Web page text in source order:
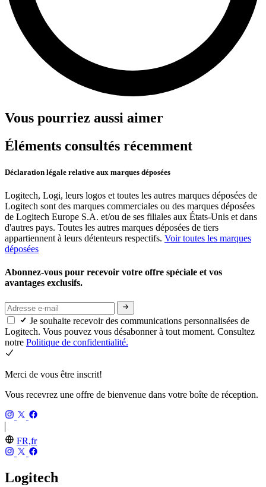
Vous pourriez aussi aimer
Éléments consultés récemment
Déclaration légale relative aux marques déposées
Logitech, Logi, leurs logos et toutes les autres marques déposées de
Logitech sont des marques commerciales ou des marques déposées
de Logitech Europe S.A. et/ou de ses filiales aux États-Unis et dans
d'autres pays. Toutes les autres marques déposées de tiers
appartiennent à leurs détenteurs respectifs. Voir toutes les marques
déposées
Abonnez-vous pour recevoir votre offre spéciale et vos
avantages exclusifs.
Je souhaite recevoir des communications personnalisées de
Logitech. Vous pouvez vous désabonner à tout moment. Consultez
notre Politique de confidentialité.
Merci de vous être inscrit!
Vous recevrez une offre de bienvenue dans votre boîte de réception.
FR,fr
Logitech